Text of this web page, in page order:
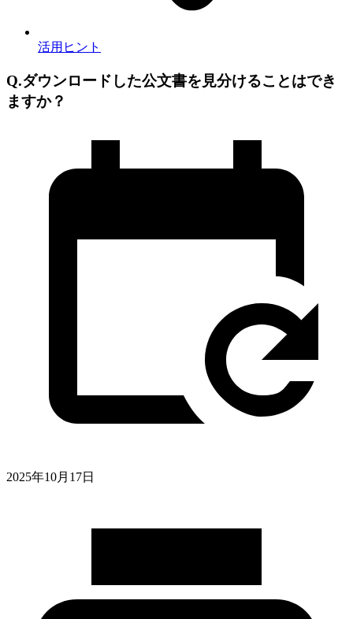
活用ヒント
Q.ダウンロードした公文書を見分けることはでき
ますか？
2025年10月17日